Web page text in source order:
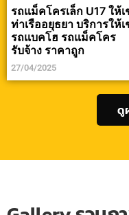
รถแม็คโครเล็ก U17 ให้เ
ท่าเรืออยุธยา บริการให้เ
รถแบคโฮ รถแม็คโคร
รับจ้าง ราคาถูก
27/04/2025
ดู